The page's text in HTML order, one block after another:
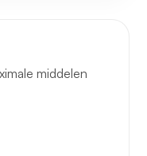
middelen